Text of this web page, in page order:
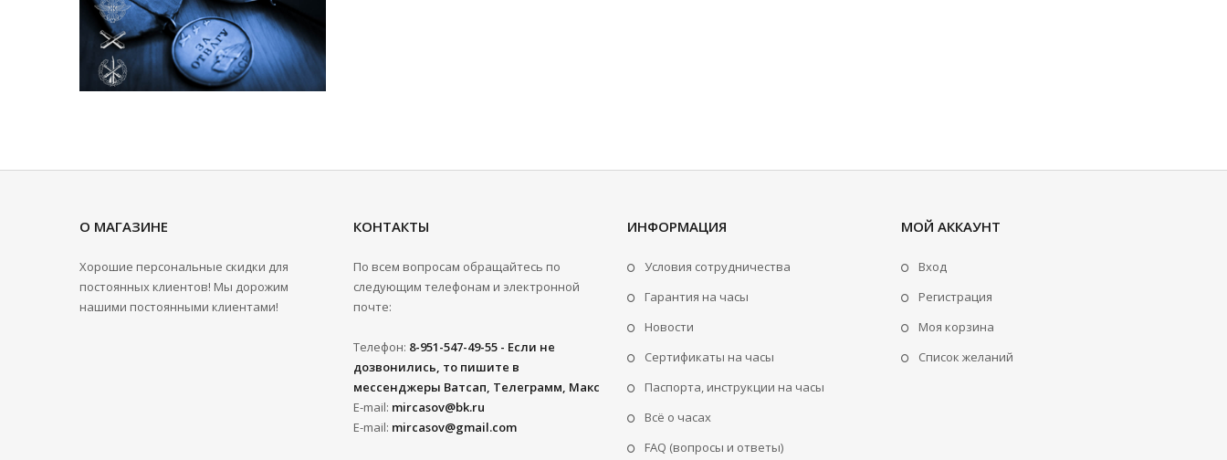
О МАГАЗИНЕ
Хорошие персональные скидки для
постоянных клиентов! Мы дорожим
нашими постоянными клиентами!
КОНТАКТЫ
По всем вопросам обращайтесь по
следующим телефонам и электронной
почте:
Телефон: 8-951-547-49-55 - Если не
дозвонились, то пишите в
мессенджеры Ватсап, Телеграмм, Макс
E-mail: mircasov@bk.ru
E-mail: mircasov@gmail.com
ИНФОРМАЦИЯ
Условия сотрудничества
Гарантия на часы
Новости
Сертификаты на часы
Паспорта, инструкции на часы
Всё о часах
FAQ (вопросы и ответы)
МОЙ АККАУНТ
Вход
Регистрация
Моя корзина
Cписок желаний